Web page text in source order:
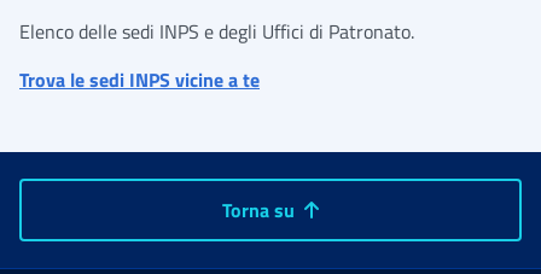
Elenco delle sedi INPS e degli Uffici di Patronato.
Trova le sedi INPS vicine a te
Torna su